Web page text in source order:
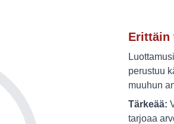
Erittäin
perustuu
muuhun
Tärkeää:
tarjoaa